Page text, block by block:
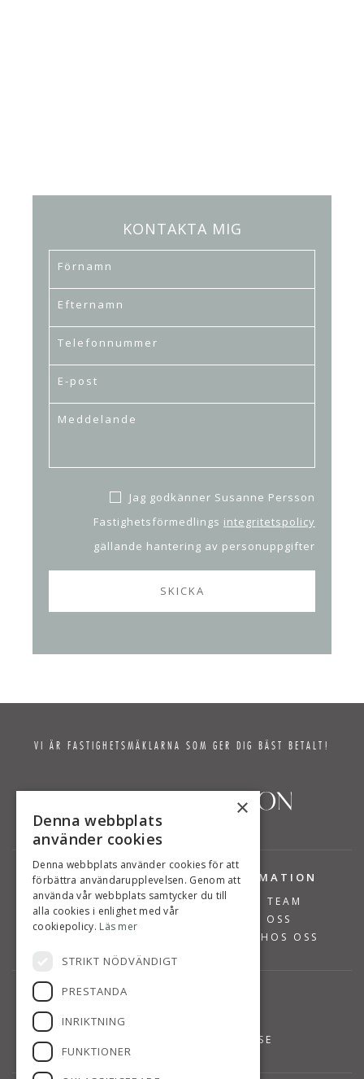
KONTAKTA MIG
Jag godkänner Susanne Persson
Fastighetsförmedlings integritetspolicy
gällande hantering av personuppgifter
VI ÄR FASTIGHETSMÄKLARNA SOM GER DIG BÄST BETALT!
TJÄNSTER
BOSTÄDER TILL SALU
SÄLJA BOSTAD
VÄRDERA BOSTAD
INFORMATION
VÅRT TEAM
OM OSS
JOBBA HOS OSS
INFO@SUSANNEPERSSON.SE
×
Denna webbplats
använder cookies
Denna webbplats använder cookies för att
förbättra användarupplevelsen. Genom att
använda vår webbplats samtycker du till
alla cookies i enlighet med vår
cookiepolicy. Läs mer
STRIKT NÖDVÄNDIGT
PRESTANDA
INRIKTNING
FUNKTIONER